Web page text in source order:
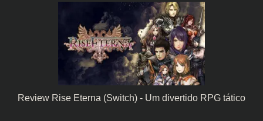
Review Rise Eterna (Switch) - Um divertido RPG tático